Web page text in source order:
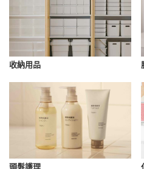
收納用品
頭髮護理